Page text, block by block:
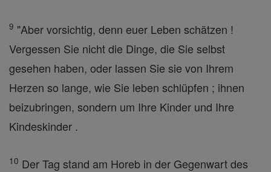
9 "Aber vorsichtig, denn euer Leben schätzen !
Vergessen Sie nicht die Dinge, die Sie selbst
gesehen haben, oder lassen Sie sie von Ihrem
Herzen so lange, wie Sie leben schlüpfen ; ihnen
beizubringen, sondern um Ihre Kinder und Ihre
Kindeskinder .
10 Der Tag stand am Horeb in der Gegenwart des